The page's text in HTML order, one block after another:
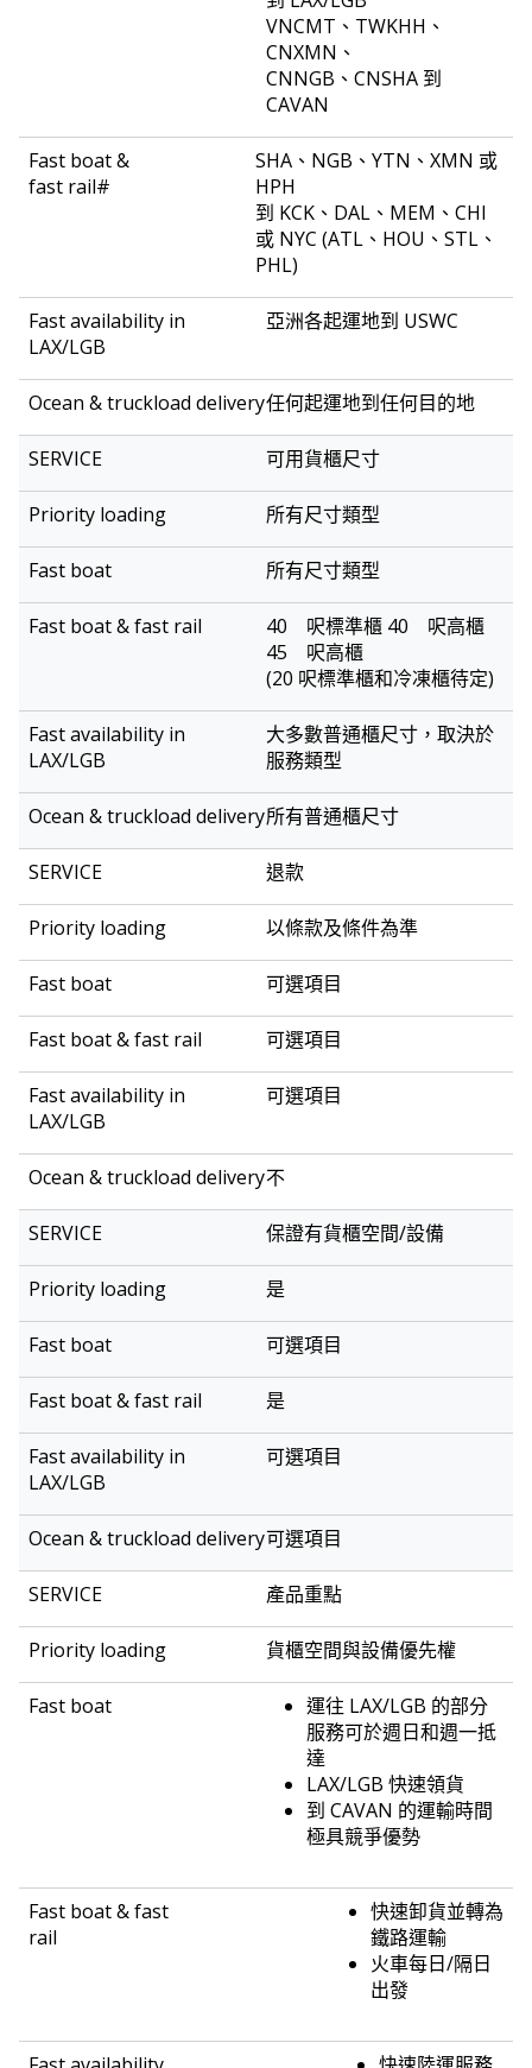
VNCMT、TWKHH、
CNXMN、
CNNGB、CNSHA 到
CAVAN
SHA、NGB、YTN、XMN 或
HPH
到 KCK、DAL、MEM、CHI
或 NYC (ATL、HOU、STL、
PHL)
亞洲各起運地到 USWC
任何起運地到任何目的地
可用貨櫃尺寸
所有尺寸類型
所有尺寸類型
40 呎標準櫃 40 呎高櫃
45 呎高櫃
(20 呎標準櫃和冷凍櫃待定)
大多數普通櫃尺寸，取決於
服務類型
所有普通櫃尺寸
退款
以條款及條件為準
可選項目
可選項目
可選項目
不
保證有貨櫃空間/設備
是
可選項目
是
可選項目
可選項目
產品重點
貨櫃空間與設備優先權
運往 LAX/LGB 的部分
服務可於週日和週一抵
達
LAX/LGB 快速領貨
到 CAVAN 的運輸時間
極具競爭優勢
快速卸貨並轉為
鐵路運輸
火車每日/隔日
出發